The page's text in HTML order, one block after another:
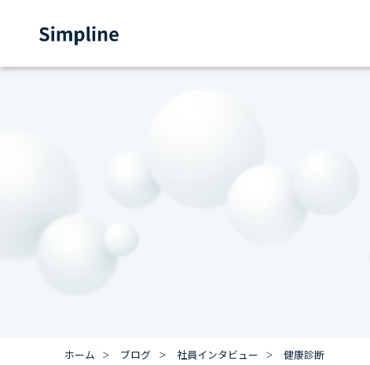
ホーム ブログ 社員インタビュー 健康診断